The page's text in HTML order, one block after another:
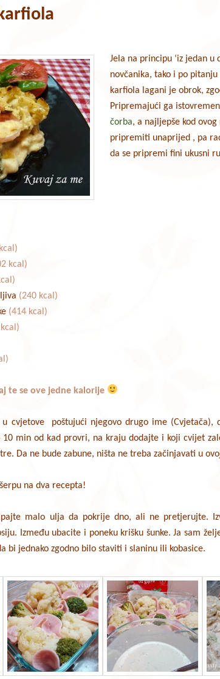
Jela na principu ‘iz jedan u
novčanika, tako i po
karfiola lagani je obrok,
Pripremajući ga
čorba, a najljepše kod
pripremiti unaprijed , pa
da se pripremi fini ukusni
kcal)
(240 kcal)
(414 kcal)
te se ove jedne kalorije
cvjetove poštujući njegovo drugo ime (Cvjetača),
10 min od kad provri, na kraju dodajte i koji cvijet
Da ne bude zabune, ništa ne treba začinjavati u
na dva recepta!
malo ulja da pokrije dno, ali ne pretjerujte.
Između ubacite i poneku krišku šunke. Ja sam
bi jednako zgodno bilo staviti i slaninu ili kobasice.